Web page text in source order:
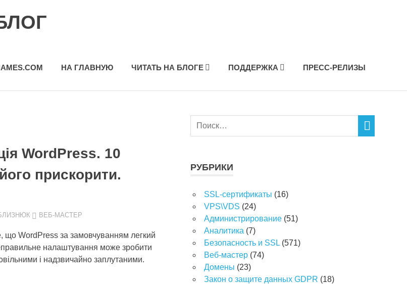
НА ГЛАВНУЮ ЧИТАТЬ НА БЛОГЕ ПОДДЕРЖКА ПРЕСС-РЕЛИЗЫ
WordPress. 10
прискорити.
ВЕБ-МАСТЕР
що WordPress за замовчуванням легкий
налаштування може зробити
і надзвичайно заплутаними.
РУБРИКИ
SSL-сертификаты (16)
VPS\VDS (24)
Администрирование (51)
Аналитика (7)
Безопасность и SSL (571)
Веб-мастер (74)
Домены (23)
Закон о защите данных GDPR (18)